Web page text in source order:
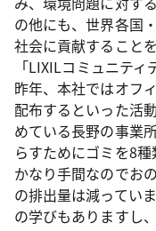
の他にも、世界各国
社会に貢献すること
「LIXILコミュニティ
昨年、本社ではオフ
配布するといった活
めている長野の事業
らすためにゴミを8
かなり手間なのでお
の排出量は減ってい
の学びもありますし